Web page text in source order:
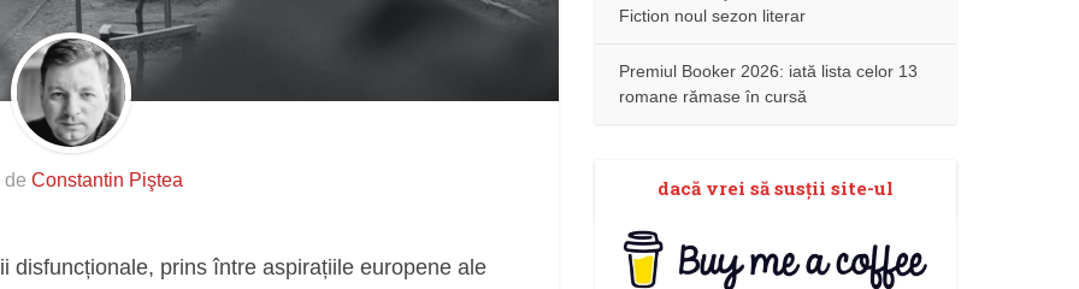
de Constantin Piştea
disfuncționale, prins între aspirațiile europene ale
Fiction noul sezon literar
Premiul Booker 2026: iată lista celor 13
romane rămase în cursă
dacă vrei să susţii site-ul